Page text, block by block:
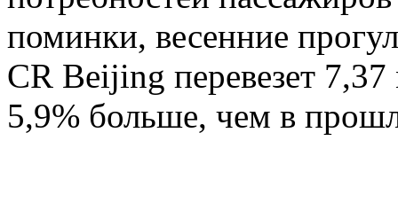
поминки, весенние
CR Beijing перевезет
5,9% больше, чем в